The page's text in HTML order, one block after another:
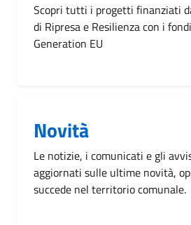
Scopri tutti i progetti finanziati
di Ripresa e Resilienza con i
Generation EU
Novità
Le notizie, i comunicati e gli
aggiornati sulle ultime novità,
succede nel territorio comunale.